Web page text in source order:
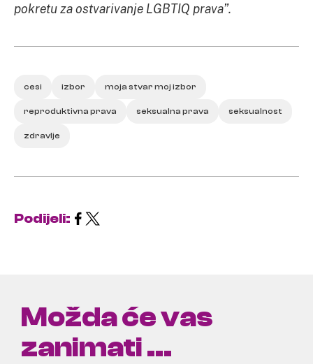
pokretu za ostvarivanje LGBTIQ prava”.
cesi izbor moja stvar moj izbor
reproduktivna prava seksualna prava seksualnost
zdravlje
Podijeli:
Možda će vas
zanimati ...